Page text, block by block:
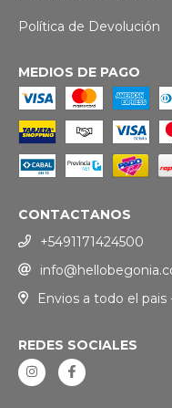
Política de Devolución
MEDIOS DE PAGO
CONTACTANOS
+5491171424500
Envios a todo el
REDES SOCIALES